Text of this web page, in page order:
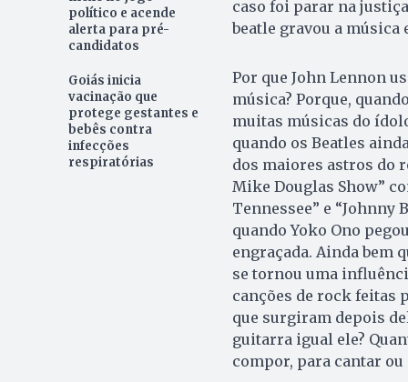
político e acende
alerta para pré-
candidatos
Goiás inicia
vacinação que
protege gestantes e
bebês contra
infecções
respiratórias
caso foi parar na
beatle gravou a música
Por que John Lennon
música? Porque,
muitas músicas do
quando os Beatles
dos maiores astros do
Mike Douglas Show”
Tennessee” e “Johnny
quando Yoko Ono
engraçada. Ainda bem
se tornou uma
canções de rock feitas
que surgiram depois
guitarra igual ele?
compor, para cantar